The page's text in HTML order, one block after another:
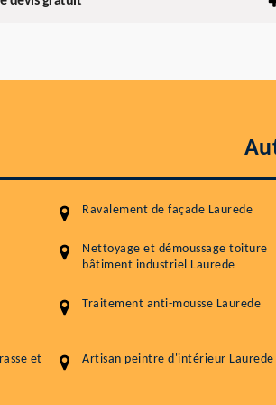
Ravalement de façade Laurede
Nettoyage et démoussage toiture
bâtiment industriel Laurede
Traitement anti-mousse Laurede
et
Artisan peintre d'intérieur Laurede